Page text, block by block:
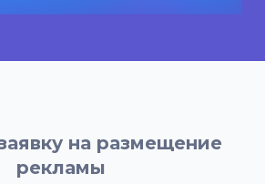
на размещение
рекламы